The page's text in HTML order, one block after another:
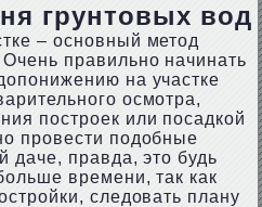
грунтовых вод
– основный метод
правильно начинать
на участке
осмотра,
построек или посадкой
провести подобные
даче, правда, это будь
времени, так как
следовать плану